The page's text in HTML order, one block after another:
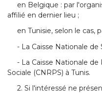
en Belgique : par
affilié en dernier lieu ;
en Tunisie, selon le cas,
- La Caisse Nationale de
- La Caisse Nationale
Sociale (CNRPS) à Tunis.
2. Si l'intéressé ne